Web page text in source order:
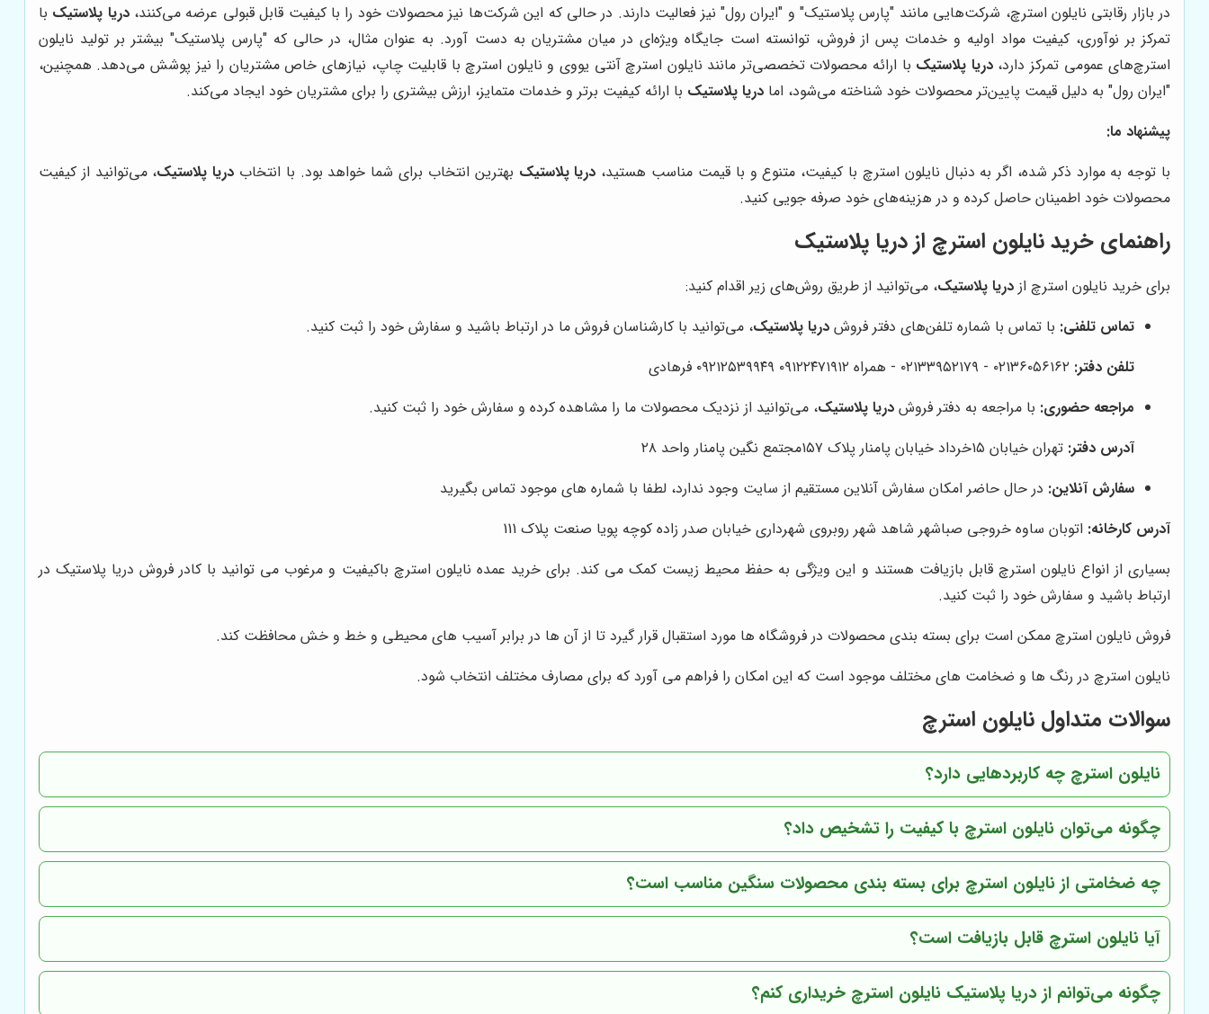
در بازار رقابتی نایلون استرچ، شرکت‌هایی مانند "پارس پلاستیک" و "ایران رول" نیز فعالیت دارند. در حالی که این شرکت‌ها نیز محصولات خود را با کیفیت قابل قبولی عرضه می‌کنند،دریا پلاستیک با
تمرکز بر نوآوری، کیفیت مواد اولیه و خدمات پس از فروش، توانسته است جایگاه ویژه‌ای در میان مشتریان به دست آورد. به عنوان مثال، در حالی که "پارس پلاستیک" بیشتر بر تولید نایلون
استرچ‌های عمومی تمرکز دارد،دریا پلاستیک با ارائه محصولات تخصصی‌تر مانند نایلون استرچ آنتی یووی و نایلون استرچ با قابلیت چاپ، نیازهای خاص مشتریان را نیز پوشش می‌دهد. همچنین،
"ایران رول" به دلیل قیمت پایین‌تر محصولات خود شناخته می‌شود، اما دریا پلاستیک با ارائه کیفیت برتر و خدمات متمایز، ارزش بیشتری را برای مشتریان خود ایجاد می‌کند.
پیشنهاد ما:
با توجه به موارد ذکر شده، اگر به دنبال نایلون استرچ با کیفیت، متنوع و با قیمت مناسب هستید، دریا پلاستیک بهترین انتخاب برای شما خواهد بود. با انتخاب دریا پلاستیک، می‌توانید از کیفیت
محصولات خود اطمینان حاصل کرده و در هزینه‌های خود صرفه جویی کنید.
راهنمای خرید نایلون استرچ ازدریا پلاستیک
برای خرید نایلون استرچ از دریا پلاستیک، می‌توانید از طریق روش‌های زیر اقدام کنید:
تماس تلفنی: با تماس با شماره تلفن‌های دفتر فروش دریا پلاستیک، می‌توانید با کارشناسان فروش ما در ارتباط باشید و سفارش خود را ثبت کنید.
تلفن دفتر:
مراجعه حضوری: با مراجعه به دفتر فروش دریا پلاستیک، می‌توانید از نزدیک محصولات ما را مشاهده کرده و سفارش خود را ثبت کنید.
آدرس دفتر: تهران خیابان ۱۵خرداد خیابان پامنار پلاک ۱۵۷مجتمع نگین پامنار واحد ۲۸
سفارش آنلاین: در حال حاضر امکان سفارش آنلاین مستقیم از سایت وجود ندارد، لطفا با شماره های موجود تماس بگیرید
آدرس کارخانه: اتوبان ساوه خروجی صباشهر شاهد شهر روبروی شهرداری خیابان صدر زاده کوچه پویا صنعت پلاک 111
بسیاری از انواع نایلون استرچ قابل بازیافت هستند و این ویژگی به حفظ محیط زیست کمک می کند. برای خرید عمده نایلون استرچ باکیفیت و مرغوب می توانید با کادر فروش دریا پلاستیک در
ارتباط باشید و سفارش خود را ثبت کنید.
فروش نایلون استرچ ممکن است برای بسته بندی محصولات در فروشگاه ها مورد استقبال قرار گیرد تا از آن ها در برابر آسیب های محیطی و خط و خش محافظت کند.
نایلون استرچ در رنگ ها و ضخامت های مختلف موجود است که این امکان را فراهم می آورد که برای مصارف مختلف انتخاب شود.
سوالات متداول نایلون استرچ
نایلون استرچ چه کاربردهایی دارد؟
چگونه می‌توان نایلون استرچ با کیفیت را تشخیص داد؟
چه ضخامتی از نایلون استرچ برای بسته بندی محصولات سنگین مناسب است؟
آیا نایلون استرچ قابل بازیافت است؟
چگونه می‌توانم از دریا پلاستیک نایلون استرچ خریداری کنم؟